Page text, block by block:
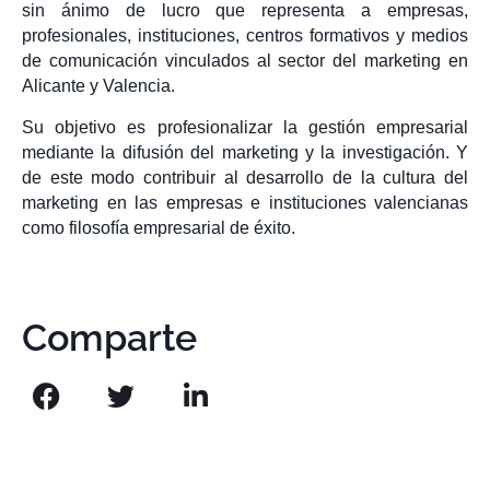
sin ánimo de lucro que representa a empresas,
profesionales, instituciones, centros formativos y medios
de comunicación vinculados al sector del marketing en
Alicante y Valencia.
Su objetivo es profesionalizar la gestión empresarial
mediante la difusión del marketing y la investigación. Y
de este modo contribuir al desarrollo de la cultura del
marketing en las empresas e instituciones valencianas
como filosofía empresarial de éxito.
Comparte